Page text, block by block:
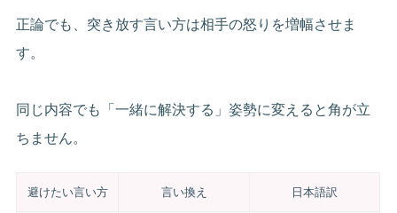
正論でも、突き放す言い方は相手の怒りを増幅させま
す。
同じ内容でも「一緒に解決する」姿勢に変えると角が立
ちません。
避けたい言い方 言い換え 日本語訳